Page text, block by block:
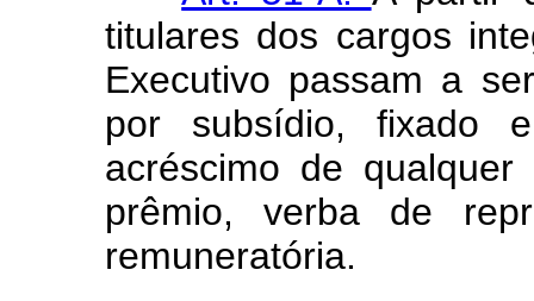
titulares dos cargos
Executivo passam a
por subsídio, fixado
acréscimo de qualquer
prêmio, verba de
remuneratória.